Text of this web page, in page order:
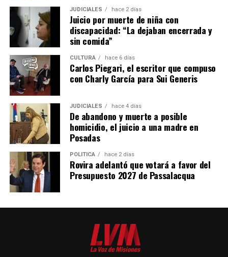
JUDICIALES hace 2 días
Juicio por muerte de niña con
discapacidad: “La dejaban encerrada y
sin comida”
CULTURA hace 6 días
Carlos Piegari, el escritor que compuso
con Charly García para Sui Generis
JUDICIALES hace 4 días
De abandono y muerte a posible
homicidio, el juicio a una madre en
Posadas
POLÍTICA hace 2 días
Rovira adelantó que votará a favor del
Presupuesto 2027 de Passalacqua